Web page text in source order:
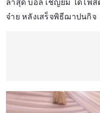
ล่าสุด บอล เชิญยิ้ม ได้โพส
จ๋าย หลังเสร็จพิธีฌาปนกิจ